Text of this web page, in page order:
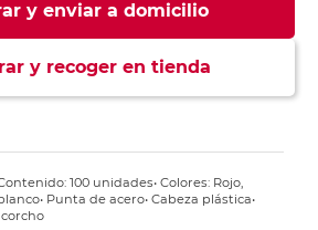
y enviar a domicilio
y recoger en tienda
100 unidades• Colores: Rojo,
Punta de acero• Cabeza plástica•